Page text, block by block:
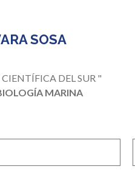
SOSA
DEL SUR "
MARINA